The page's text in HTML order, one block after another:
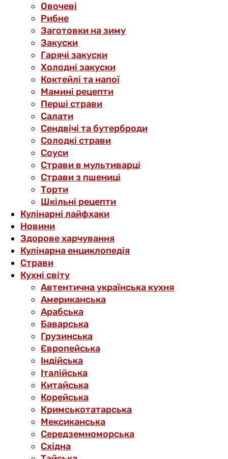
Овочеві
Рибне
Заготовки на зиму
Закуски
Гарячі закуски
Холодні закуски
Коктейлі та напої
Мамині рецепти
Перші страви
Салати
Сендвічі та бутерброди
Солодкі страви
Соуси
Страви в мультиварці
Страви з пшениці
Торти
Шкільні рецепти
Кулінарні лайфхаки
Новини
Здорове харчування
Кулінарна енциклопедія
Страви
Кухні світу
Автентична українська кухня
Американська
Арабська
Баварська
Грузинська
Європейська
Індійська
Італійська
Китайська
Корейська
Кримськотатарська
Мексиканська
Середземноморська
Східна